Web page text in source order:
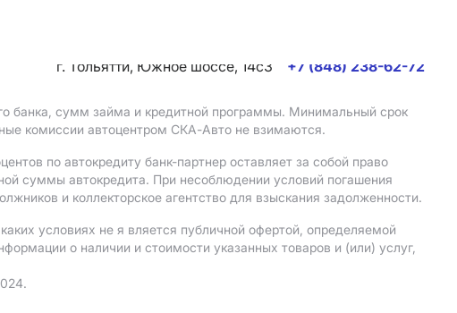
г. Тольятти, Южное шоссе, 14с3
+7 (848) 238-62-72
банка, сумм займа и кредитной программы. Минимальный срок
комиссии автоцентром СКА-Авто не взимаются.
по автокредиту банк-партнер оставляет за собой право
суммы автокредита. При несоблюдении условий погашения
и коллекторское агентство для взыскания задолженности.
условиях не я вляется публичной офертой, определяемой
о наличии и стоимости указанных товаров и (или) услуг,